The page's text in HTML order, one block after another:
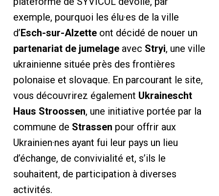
exemple, pourquoi les élu·es de la ville
d’Esch-sur-Alzetteont décidé de nouer un
partenariat de jumelageavec Stryi, une ville
ukrainienne située près des frontières
polonaise et slovaque. En parcourant le site,
vous découvrirez également Ukrainescht
Haus Stroossen, une initiative portée par la
commune de Strassen pour offrir aux
Ukrainien·nes ayant fui leur pays un lieu
d’échange, de convivialité et, s’ils le
souhaitent, de participation à diverses
activités.